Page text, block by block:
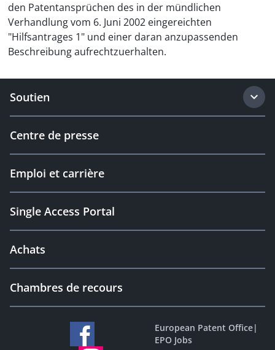
den Patentansprüchen des in der mündlichen
Verhandlung vom 6. Juni 2002 eingereichten
"Hilfsantrages 1" und einer daran anzupassenden
Beschreibung aufrechtzuerhalten.
Soutien
Centre de presse
Emploi et carrière
Single Access Portal
Achats
Chambres de recours
European Patent Office|
EPO Jobs